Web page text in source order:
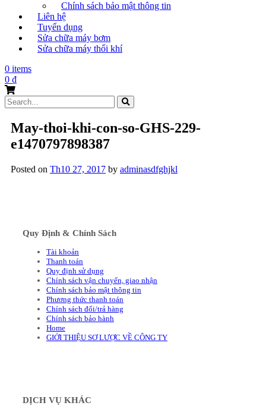
Chính sách bảo mật thông tin
Liên hệ
Tuyển dụng
Sửa chữa máy bơm
Sửa chữa máy thổi khí
0 items
0 ₫
Search
for:
May-thoi-khi-con-so-GHS-229-
e1470797898387
Posted on Th10 27, 2017 by adminasdfghjkl
Quy Định & Chính Sách
Tài khoản
Thanh toán
Quy định sử dụng
Chính sách vận chuyển, giao nhận
Chính sách bảo mật thông tin
Phương thức thanh toán
Chính sách đổi/trả hàng
Chính sách bảo hành
Home
GIỚI THIỆU SƠ LƯỢC VỀ CÔNG TY
DỊCH VỤ KHÁC